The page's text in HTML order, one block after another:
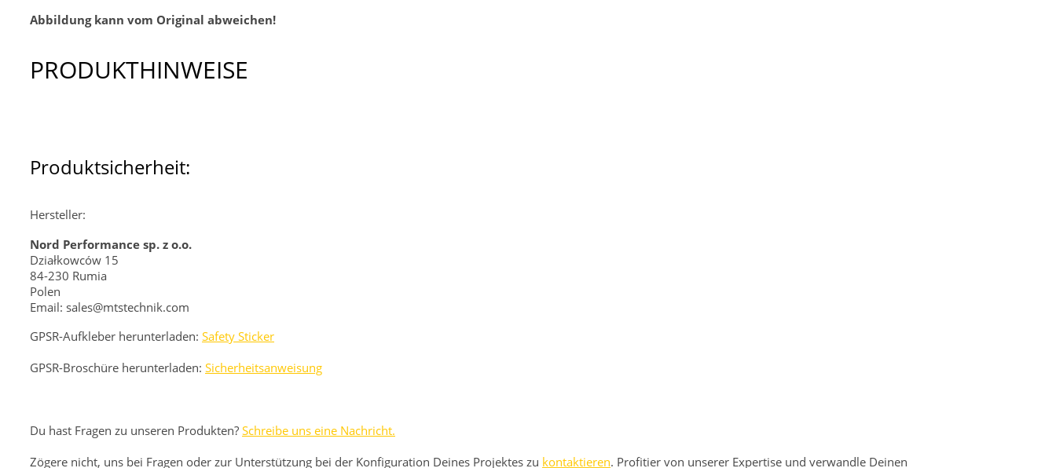
Abbildung kann vom Original abweichen!
PRODUKTHINWEISE
Produktsicherheit:
Hersteller:
Nord Performance sp. z o.o.
Działkowców 15
84-230 Rumia
Polen
Email: sales@mtstechnik.com
GPSR-Aufkleber herunterladen: Safety Sticker
GPSR-Broschüre herunterladen: Sicherheitsanweisung
Du hast Fragen zu unseren Produkten? Schreibe uns eine Nachricht.
Zögere nicht, uns bei Fragen oder zur Unterstützung bei der Konfiguration Deines Projektes zu kontaktieren. Profitier von unserer Expertise und verwandle Deinen